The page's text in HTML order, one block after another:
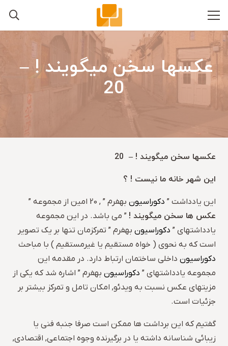
عکسها سخن میگویند ! –
20
عکسها سخن میگویند ! – 20
این شهر خانه ما نیست ! ؟
این یادداشت ” دکوراسیون بهفرم ” , 20 امین از مجموعه ”
عکس ها سخن میگویند ! ” می باشد. در این مجموعه
یادداشتهای ” دکوراسیون بهفرم ” تمرکزمان تنها بر یک تصویر
است که به نحوی ( خواه مستقیم یا غیرمستقیم ) با مباحث
دکوراسیون داخلی ساختمان ارتباط دارد. در مقدمه این
مجموعه یادداشتهای ” دکوراسیون بهفرم ” اشاره شد که یکی از
مزیتهای عکس نسبت به ویدئو, امکان تامل و تمرکز بیشتر بر
جزئیات است.
گفتیم که این برداشت ها ممکن است صرفا جنبه فنی یا
زیبائی شناسانه داشته یا در برگیرنده وجوه اجتماعی, اقتصادی,